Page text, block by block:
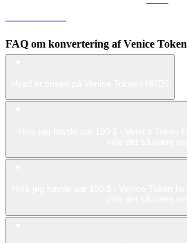
FAQ om konvertering af Venice Token